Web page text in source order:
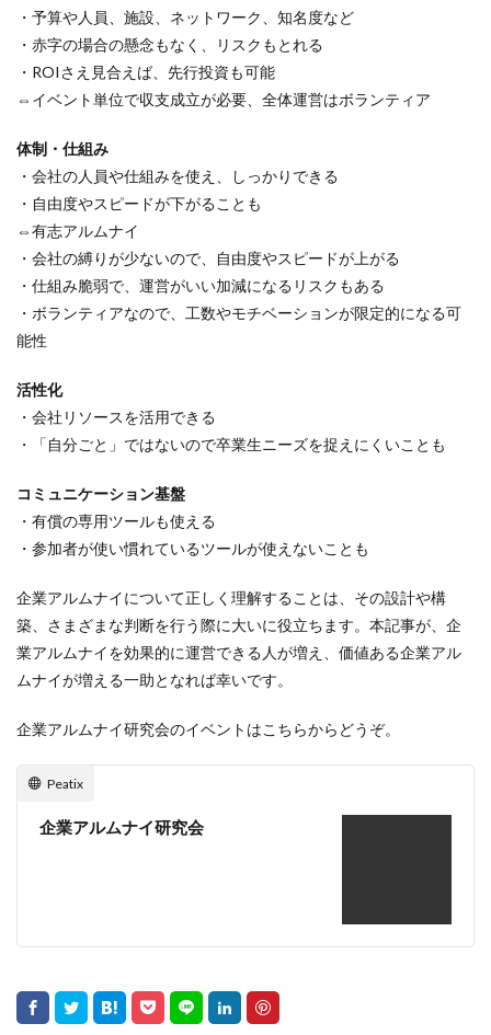
・予算や人員、施設、ネットワーク、知名度など
・赤字の場合の懸念もなく、リスクもとれる
・ROIさえ見合えば、先行投資も可能
⇔イベント単位で収支成立が必要、全体運営はボランティア
体制・仕組み
・会社の人員や仕組みを使え、しっかりできる
・自由度やスピードが下がることも
⇔有志アルムナイ
・会社の縛りが少ないので、自由度やスピードが上がる
・仕組み脆弱で、運営がいい加減になるリスクもある
・ボランティアなので、工数やモチベーションが限定的になる可
能性
活性化
・会社リソースを活用できる
・「自分ごと」ではないので卒業生ニーズを捉えにくいことも
コミュニケーション基盤
・有償の専用ツールも使える
・参加者が使い慣れているツールが使えないことも
企業アルムナイについて正しく理解することは、その設計や構
築、さまざまな判断を行う際に大いに役立ちます。本記事が、企
業アルムナイを効果的に運営できる人が増え、価値ある企業アル
ムナイが増える一助となれば幸いです。
企業アルムナイ研究会のイベントはこちらからどうぞ。
Peatix
企業アルムナイ研究会